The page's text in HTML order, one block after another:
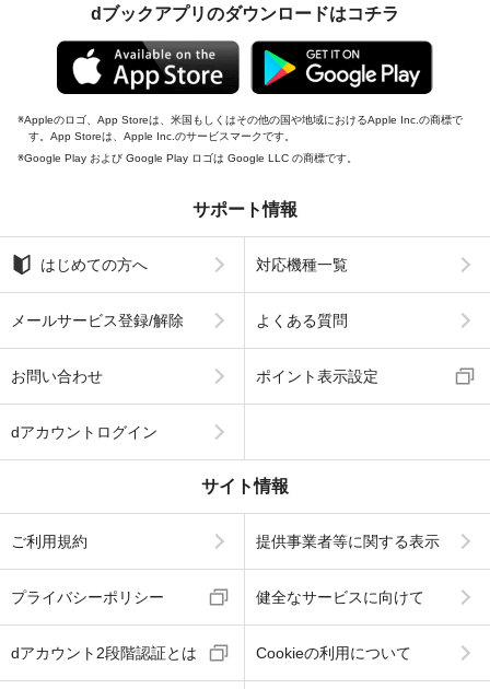
dブックアプリのダウンロードはコチラ
Appleのロゴ、App Storeは、米国もしくはその他の国や地域におけるApple Inc.の商標で
す。App Storeは、Apple Inc.のサービスマークです。
Google Play および Google Play ロゴは Google LLC の商標です。
サポート情報
はじめての方へ 対応機種一覧
メールサービス登録/解除 よくある質問
お問い合わせ ポイント表示設定
dアカウントログイン
サイト情報
ご利用規約 提供事業者等に関する表示
プライバシーポリシー 健全なサービスに向けて
dアカウント2段階認証とは Cookieの利用について